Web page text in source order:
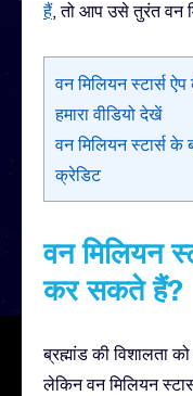
हैं, तो आप उसे तुरंत वन
वन मिलियन स्टार्स
हमारा वीडियो देखें
वन मिलियन स्टार्स के
क्रेडिट
वन मिलियन
कर सकते हैं?
ब्रह्मांड की विशालता
लेकिन वन मिलियन